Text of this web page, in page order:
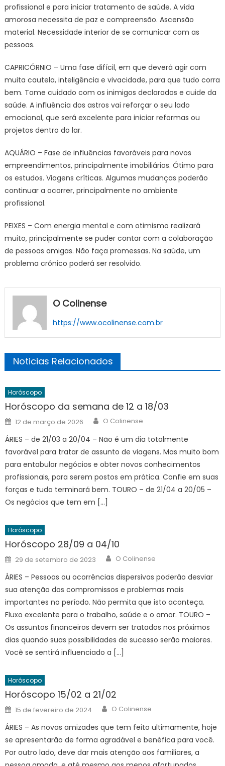
profissional e para iniciar tratamento de saúde. A vida
amorosa necessita de paz e compreensão. Ascensão
material. Necessidade interior de se comunicar com as
pessoas.
CAPRICÓRNIO – Uma fase difícil, em que deverá agir com
muita cautela, inteligência e vivacidade, para que tudo corra
bem. Tome cuidado com os inimigos declarados e cuide da
saúde. A influência dos astros vai reforçar o seu lado
emocional, que será excelente para iniciar reformas ou
projetos dentro do lar.
AQUÁRIO – Fase de influências favoráveis para novos
empreendimentos, principalmente imobiliários. Ótimo para
os estudos. Viagens críticas. Algumas mudanças poderão
continuar a ocorrer, principalmente no ambiente
profissional.
PEIXES – Com energia mental e com otimismo realizará
muito, principalmente se puder contar com a colaboração
de pessoas amigas. Não faça promessas. Na saúde, um
problema crônico poderá ser resolvido.
O Colinense
https://www.ocolinense.com.br
Noticias Relacionados
Horóscopo
Horóscopo da semana de 12 a 18/03
Posted
on
12 de março de 2026 Author
O Colinense
ÁRIES – de 21/03 a 20/04 – Não é um dia totalmente
favorável para tratar de assunto de viagens. Mas muito bom
para entabular negócios e obter novos conhecimentos
profissionais, para serem postos em prática. Confie em suas
forças e tudo terminará bem. TOURO – de 21/04 a 20/05 –
Os negócios que tem em […]
Horóscopo
Horóscopo 28/09 a 04/10
Posted
on
29 de setembro de 2023 Author
O Colinense
ÁRIES – Pessoas ou ocorrências dispersivas poderão desviar
sua atenção dos compromissos e problemas mais
importantes no período. Não permita que isto aconteça.
Fluxo excelente para o trabalho, saúde e o amor. TOURO –
Os assuntos financeiros devem ser tratados nos próximos
dias quando suas possibilidades de sucesso serão maiores.
Você se sentirá influenciado a […]
Horóscopo
Horóscopo 15/02 a 21/02
Posted
on
15 de fevereiro de 2024 Author
O Colinense
ÁRIES – As novas amizades que tem feito ultimamente, hoje
se apresentarão de forma agradável e benéfica para você.
Por outro lado, deve dar mais atenção aos familiares, a